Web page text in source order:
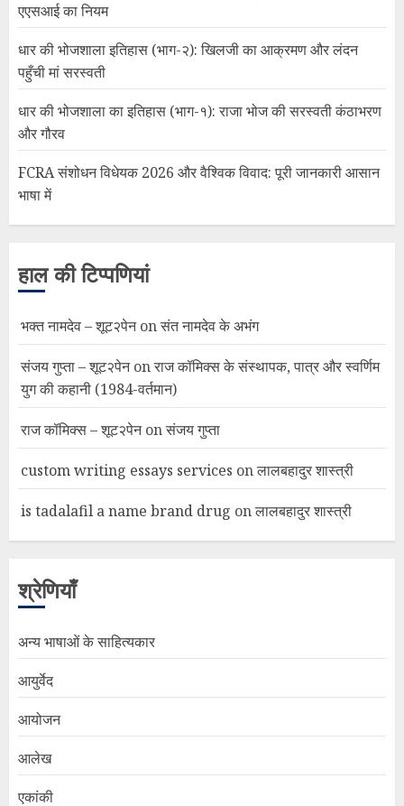
एएसआई का नियम
धार की भोजशाला इतिहास (भाग-२): खिलजी का आक्रमण और लंदन
पहुँची मां सरस्वती
धार की भोजशाला का इतिहास (भाग-१): राजा भोज की सरस्वती कंठाभरण
और गौरव
FCRA संशोधन विधेयक 2026 और वैश्विक विवाद: पूरी जानकारी आसान
भाषा में
हाल की टिप्पणियां
भक्त नामदेव – शूट२पेनonसंत नामदेव के अभंग
संजय गुप्ता – शूट२पेनonराज कॉमिक्स के संस्थापक, पात्र और स्वर्णिम
युग की कहानी (1984-वर्तमान)
राज कॉमिक्स – शूट२पेनonसंजय गुप्ता
custom writing essays services onलालबहादुर शास्त्री
is tadalafil a name brand drug onलालबहादुर शास्त्री
श्रेणियाँ
अन्य भाषाओं के साहित्यकार
आयुर्वेद
आयोजन
आलेख
एकांकी